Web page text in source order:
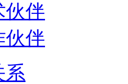
伙伴
伙伴
系